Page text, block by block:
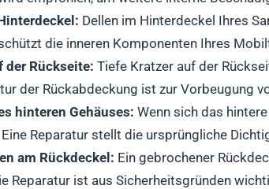
Dellen im Hinterdeckel Ihres
die inneren Komponenten Ihres
der Rückseite: Tiefe Kratzer auf der
der Rückabdeckung ist zur Vorbeugung
hinteren Gehäuses: Wenn sich das
Reparatur stellt die ursprüngliche
am Rückdeckel: Ein gebrochener
Reparatur ist aus Sicherheitsgründen